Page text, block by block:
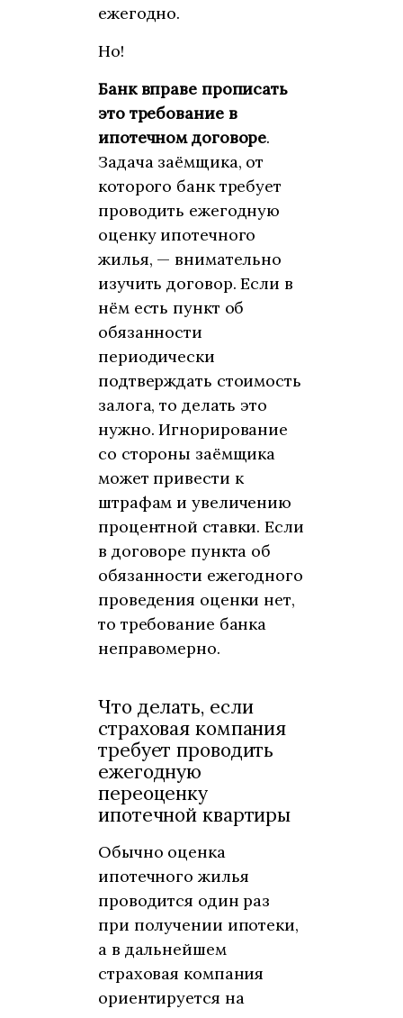
ежегодно.
Но!
Банк вправе прописать
это требование в
ипотечном договоре.
Задача заёмщика, от
которого банк требует
проводить ежегодную
оценку ипотечного
жилья, — внимательно
изучить договор. Если в
нём есть пункт об
обязанности
периодически
подтверждать стоимость
залога, то делать это
нужно. Игнорирование
со стороны заёмщика
может привести к
штрафам и увеличению
процентной ставки. Если
в договоре пункта об
обязанности ежегодного
проведения оценки нет,
то требование банка
неправомерно.
Что делать, если
страховая компания
требует проводить
ежегодную
переоценку
ипотечной квартиры
Обычно оценка
ипотечного жилья
проводится один раз
при получении ипотеки,
а в дальнейшем
страховая компания
ориентируется на